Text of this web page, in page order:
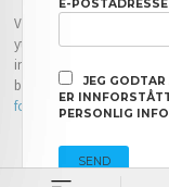
Vår nettbutikk bruker
yte deg bedre service. Vi
innloggingsdetaljer og
bruke siden som
for cookies.
E-POSTADRESSE
JEG GODTAR
ER
PERSONLIG